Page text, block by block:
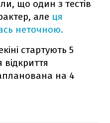
що один з тестів
але ця
неточною.
стартують 5
на 4